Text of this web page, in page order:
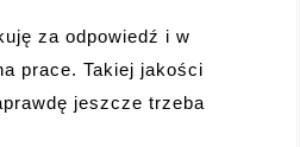
za odpowiedź i w
prace. Takiej jakości
jeszcze trzeba